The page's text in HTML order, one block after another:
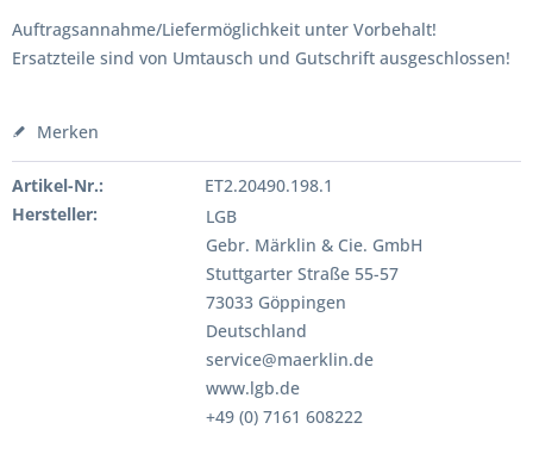
Auftragsannahme/Liefermöglichkeit unter Vorbehalt!
Ersatzteile sind von Umtausch und Gutschrift ausgeschlossen!
Merken
Artikel-Nr.:
ET2.20490.198.1
Hersteller:
LGB
Gebr. Märklin & Cie. GmbH
Stuttgarter Straße 55-57
73033 Göppingen
Deutschland
service@maerklin.de
www.lgb.de
+49 (0) 7161 608222